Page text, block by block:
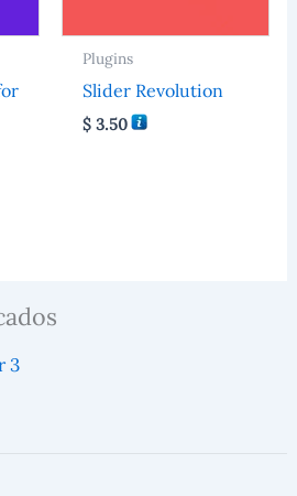
Plugins
Slider Revolution
$ 3.50
3